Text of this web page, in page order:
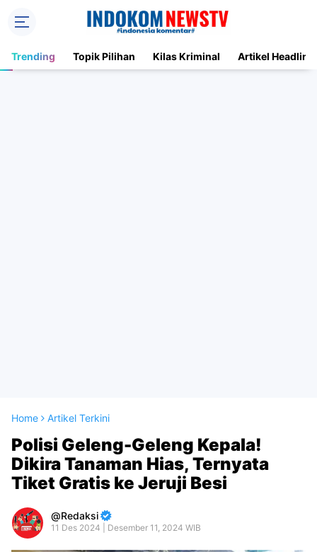
Trending Topik Pilihan Kilas Kriminal Artikel Headline
Home Artikel Terkini
Polisi Geleng-Geleng Kepala!
Dikira Tanaman Hias, Ternyata
Tiket Gratis ke Jeruji Besi
Redaksi
11 Des 2024 | Desember 11, 2024 WIB